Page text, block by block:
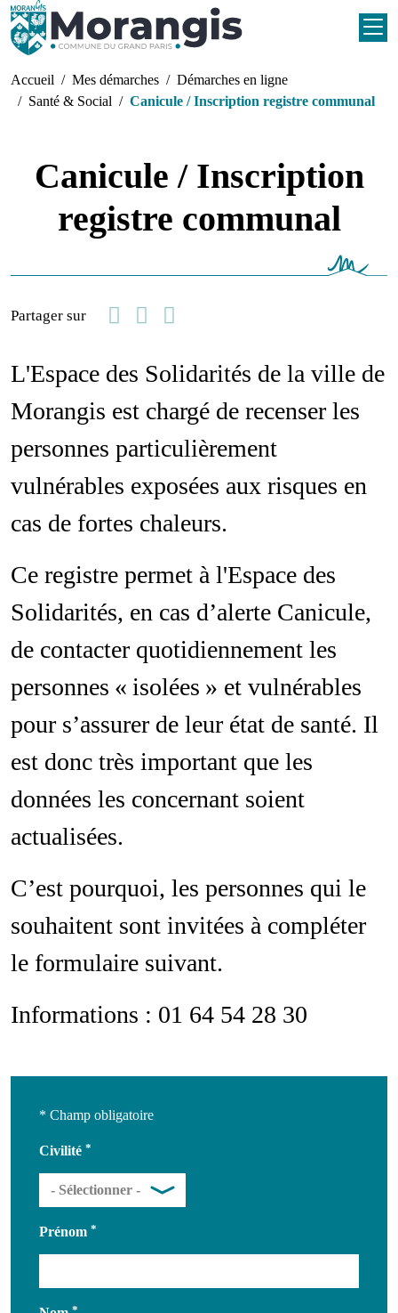
Aller au contenu principal
Fil d'Ariane
Accueil Mes démarches
Démarches en ligne
Santé & Social
Canicule / Inscription registre communal
Canicule / Inscription
registre communal
Partager sur
FacebookLinkedin
Email
L'Espace des Solidarités de la ville de
Morangis est chargé de recenser les
personnes particulièrement
vulnérables exposées aux risques en
cas de fortes chaleurs.
Ce registre permet à l'Espace des
Solidarités, en cas d’alerte Canicule,
de contacter quotidiennement les
personnes « isolées » et vulnérables
pour s’assurer de leur état de santé. Il
est donc très important que les
données les concernant soient
actualisées.
C’est pourquoi, les personnes qui le
souhaitent sont invitées à compléter
le formulaire suivant.
Informations : 01 64 54 28 30
* Champ obligatoire
Civilité
Prénom